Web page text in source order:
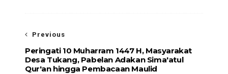
Previous
Peringati 10 Muharram 1447 H, Masyarakat
Desa Tukang, Pabelan Adakan Sima'atul
Qur'an hingga Pembacaan Maulid